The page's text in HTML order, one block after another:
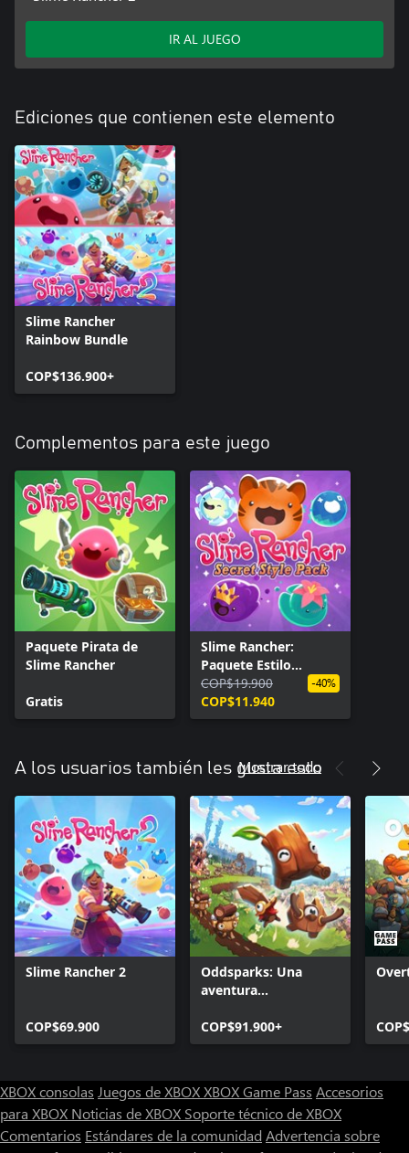
IR AL JUEGO
Ediciones que contienen este elemento
Slime Rancher
Rainbow Bundle
COP$136.900+
Complementos para este juego
Paquete Pirata de
Slime Rancher
Gratis
Slime Rancher:
Paquete Estilo
Secreto
COP$19.900
COP$11.940
-40%
A los usuarios también les gusta esto
Mostrar todo
Slime Rancher 2
COP$69.900
Oddsparks: Una
aventura
COP$91.900+
XBOX consolas Juegos de XBOXXBOX Game Pass Accesorios
para XBOX Noticias de XBOX Soporte técnico de XBOX
Comentarios Estándares de la comunidad Advertencia sobre